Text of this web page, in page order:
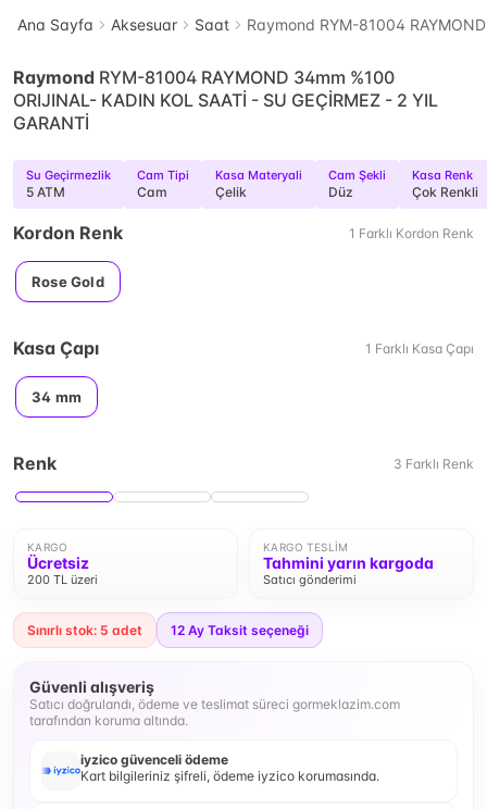
Ana Sayfa Aksesuar Saat Raymond RYM-81004
Raymond RYM-81004 RAYMOND 34mm %100
ORIJINAL- KADIN KOL SAATİ - SU GEÇİRMEZ - 2 YIL
GARANTİ
Su Geçirmezlik
5 ATM
Cam Tipi
Cam
Kasa Materyali
Çelik
Cam Şekli
Düz
Kasa Renk
Çok Renkli
Kordon Renk 1 Farklı Kordon Renk
Rose Gold
Kasa Çapı 1 Farklı Kasa Çapı
34 mm
Renk 3 Farklı Renk
KARGO
Ücretsiz
200 TL üzeri
KARGO TESLIM
Tahmini yarın kargoda
Satıcı gönderimi
Sınırlı stok: 5 adet 12 Ay Taksit seçeneği
Güvenli alışveriş
Satıcı doğrulandı, ödeme ve teslimat süreci gormeklazim.com
tarafından koruma altında.
iyzico güvenceli ödeme
Kart bilgileriniz şifreli, ödeme iyzico korumasında.